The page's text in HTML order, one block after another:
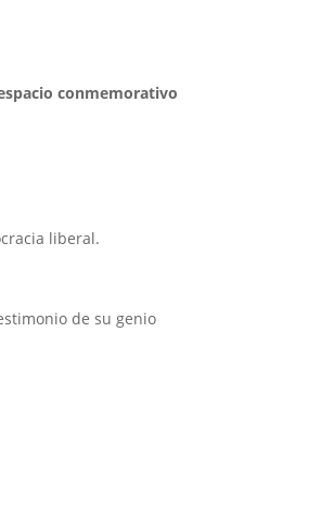
conmemorativo
liberal.
de su genio